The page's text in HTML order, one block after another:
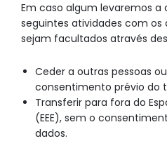
Em caso algum levaremos a
seguintes atividades com os
sejam facultados através
Ceder a outras pessoas
consentimento prévio do
Transferir para fora do
(EEE), sem o
dados.